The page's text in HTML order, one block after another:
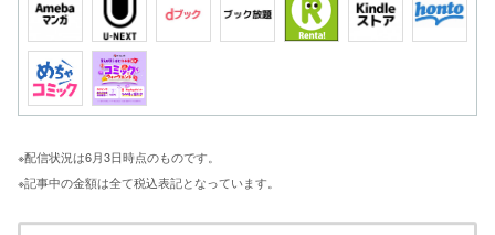
※配信状況は6月3日時点のものです。
※記事中の金額は全て税込表記となっています。